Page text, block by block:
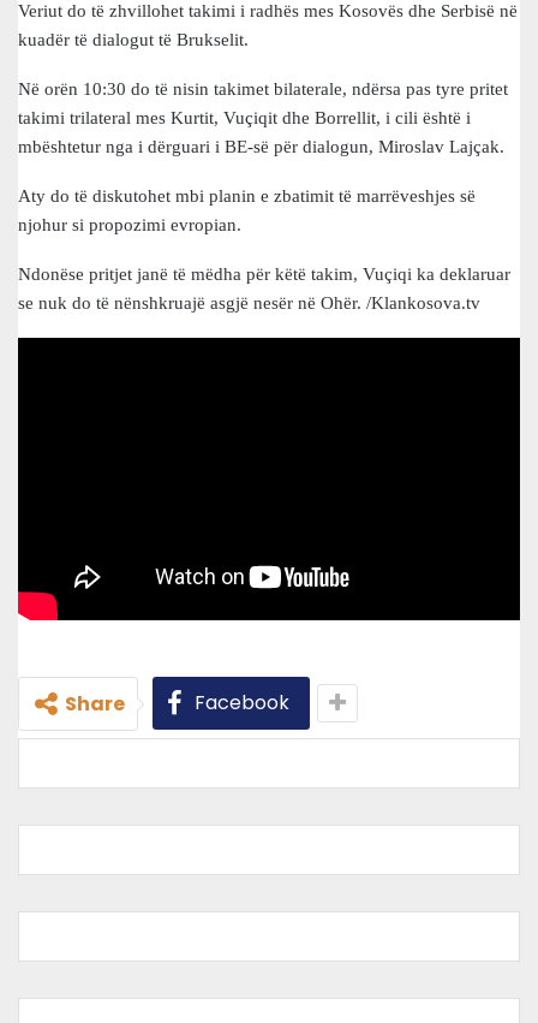
Veriut do të zhvillohet takimi i radhës mes Kosovës dhe Serbisë në
kuadër të dialogut të Brukselit.
Në orën 10:30 do të nisin takimet bilaterale, ndërsa pas tyre pritet
takimi trilateral mes Kurtit, Vuçiqit dhe Borrellit, i cili është i
mbështetur nga i dërguari i BE-së për dialogun, Miroslav Lajçak.
Aty do të diskutohet mbi planin e zbatimit të marrëveshjes së
njohur si propozimi evropian.
Ndonëse pritjet janë të mëdha për këtë takim, Vuçiqi ka deklaruar
se nuk do të nënshkruajë asgjë nesër në Ohër. /Klankosova.tv
Share Facebook